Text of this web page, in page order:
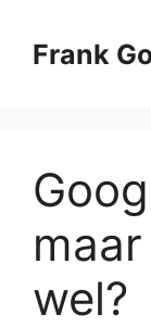
contentFrank
wel?